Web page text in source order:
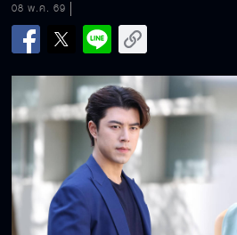
08 พ.ค. 69